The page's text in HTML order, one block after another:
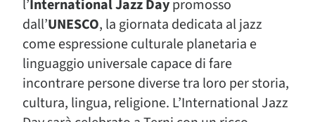
l’International Jazz Daypromosso
dall’UNESCO, la giornata dedicata al jazz
come espressione culturale planetaria e
linguaggio universale capace di fare
incontrare persone diverse tra loro per storia,
cultura, lingua, religione. L’International Jazz